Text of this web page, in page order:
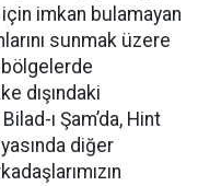
imkan bulamayan
sunmak üzere
bölgelerde
dışındaki
ı Şam’da, Hint
diğer